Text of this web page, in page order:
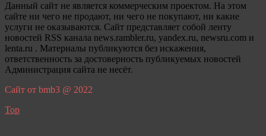
Данный сайт не является коммерческим проектом. На этом
сайте ни чего не продают, ни чего не покупают, ни какие
услуги не оказываются. Сайт представляет собой ленту
новостей RSS канала news.rambler.ru, yandex.ru, newsru.com и
lenta.ru . Материалы публикуются без искажения,
ответственность за достоверность публикуемых новостей
Администрация сайта не несёт.
Сайт от bmb3 @ 2022
Top